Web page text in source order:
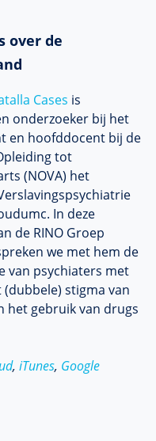
over de
Cases is
onderzoeker bij het
en hoofddocent bij de
tot
(NOVA) het
In deze
de RINO Groep
we met hem de
van psychiaters met
stigma van
het gebruik van drugs
, iTunes, Google